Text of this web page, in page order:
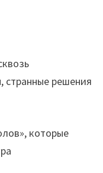
странные решения